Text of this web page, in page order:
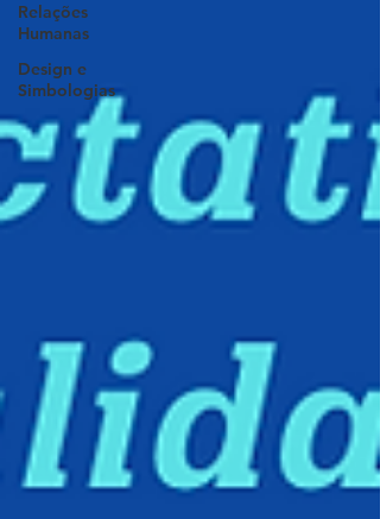
Relações
Humanas
Design e
Simbologias